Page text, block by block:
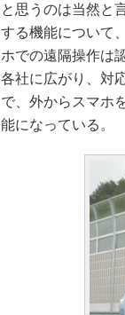
と思うのは当然と
する機能について
ホでの遠隔操作は
各社に広がり、対
で、外からスマホ
能になっている。